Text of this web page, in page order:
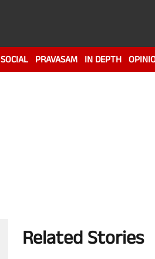
SOCIAL PRAVASAM IN DEPTH
Related Stories